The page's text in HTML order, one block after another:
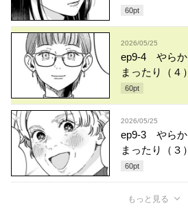
60pt
2026/05/25
ep9-4 やらか
まったり（４）
60pt
2026/05/25
ep9-3 やらか
まったり（３）
60pt
もっと見る